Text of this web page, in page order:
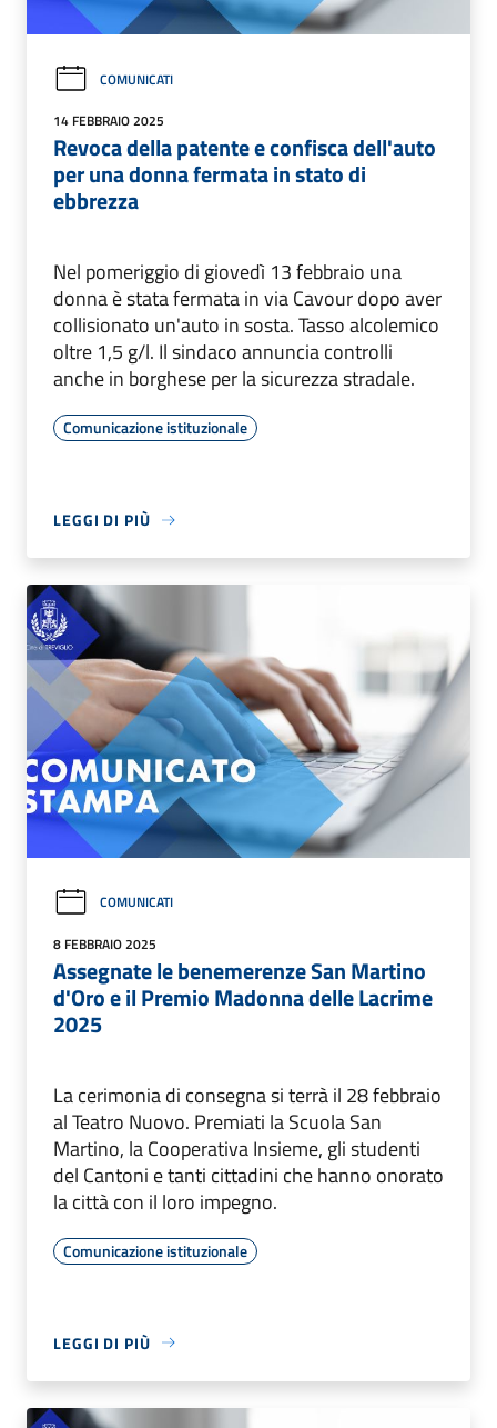
COMUNICATI
14 FEBBRAIO 2025
Revoca della patente e confisca dell'auto
per una donna fermata in stato di
ebbrezza
Nel pomeriggio di giovedì 13 febbraio una
donna è stata fermata in via Cavour dopo aver
collisionato un'auto in sosta. Tasso alcolemico
oltre 1,5 g/l. Il sindaco annuncia controlli
anche in borghese per la sicurezza stradale.
Comunicazione istituzionale
LEGGI DI PIÙ
COMUNICATI
8 FEBBRAIO 2025
Assegnate le benemerenze San Martino
d'Oro e il Premio Madonna delle Lacrime
2025
La cerimonia di consegna si terrà il 28 febbraio
al Teatro Nuovo. Premiati la Scuola San
Martino, la Cooperativa Insieme, gli studenti
del Cantoni e tanti cittadini che hanno onorato
la città con il loro impegno.
Comunicazione istituzionale
LEGGI DI PIÙ